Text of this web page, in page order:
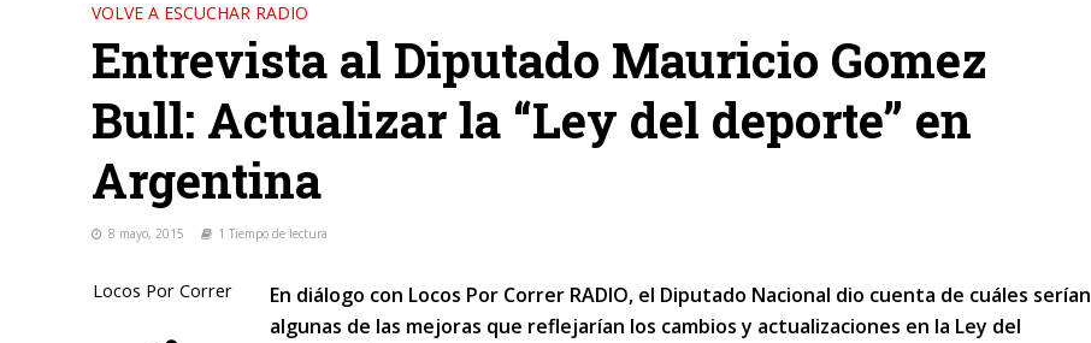
VOLVE A ESCUCHAR RADIO
Entrevista al Diputado Mauricio Gomez
Bull: Actualizar la “Ley del deporte” en
Argentina
8 mayo, 2015 1 Tiempo de lectura
Locos Por Correr
En diálogo con Locos Por Correr RADIO, el Diputado Nacional dio cuenta de cuáles serían
algunas de las mejoras que reflejarían los cambios y actualizaciones en la Ley del